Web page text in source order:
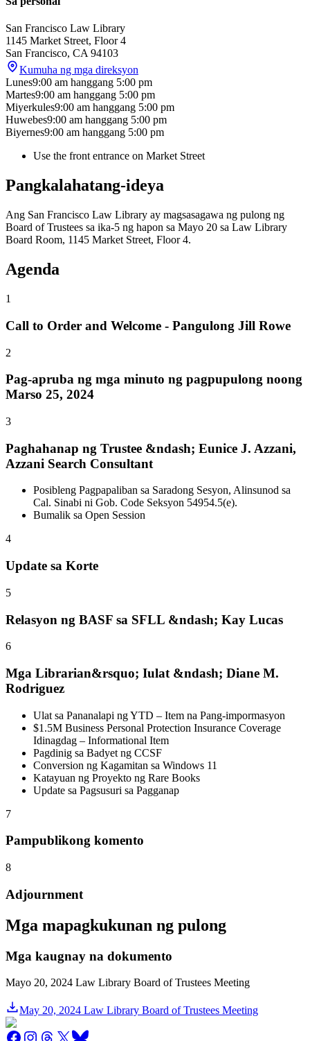
San Francisco Law Library
1145 Market Street, Floor 4
San Francisco, CA 94103
Kumuha ng mga direksyon
Lunes9:00 am hanggang 5:00 pm
Martes9:00 am hanggang 5:00 pm
Miyerkules9:00 am hanggang 5:00 pm
Huwebes9:00 am hanggang 5:00 pm
Biyernes9:00 am hanggang 5:00 pm
Use the front entrance on Market Street
Pangkalahatang-ideya
Ang San Francisco Law Library ay magsasagawa ng pulong ng
Board of Trustees sa ika-5 ng hapon sa Mayo 20 sa Law Library
Board Room, 1145 Market Street, Floor 4.
Agenda
1
Call to Order and Welcome - Pangulong Jill Rowe
2
Pag-apruba ng mga minuto ng pagpupulong noong
Marso 25, 2024
3
Paghahanap ng Trustee &ndash; Eunice J. Azzani,
Azzani Search Consultant
Posibleng Pagpapaliban sa Saradong Sesyon, Alinsunod sa
Cal. Sinabi ni Gob. Code Seksyon 54954.5(e).
Bumalik sa Open Session
4
Update sa Korte
5
Relasyon ng BASF sa SFLL &ndash; Kay Lucas
6
Mga Librarian&rsquo; Iulat &ndash; Diane M.
Rodriguez
Ulat sa Pananalapi ng YTD – Item na Pang-impormasyon
$1.5M Business Personal Protection Insurance Coverage
Idinagdag – Informational Item
Pagdinig sa Badyet ng CCSF
Conversion ng Kagamitan sa Windows 11
Katayuan ng Proyekto ng Rare Books
Update sa Pagsusuri sa Pagganap
7
Pampublikong komento
8
Adjournment
Mga mapagkukunan ng pulong
Mga kaugnay na dokumento
Mayo 20, 2024 Law Library Board of Trustees Meeting
May 20, 2024 Law Library Board of Trustees Meeting